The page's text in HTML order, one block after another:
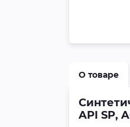
О товаре
API SP,